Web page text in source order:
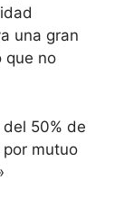
una gran
que no
50% de
mutuo